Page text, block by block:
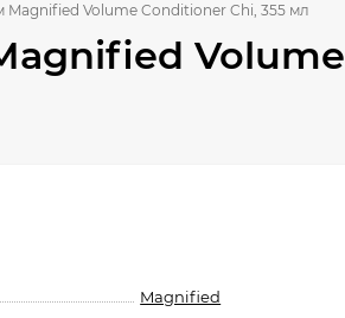
Volume Conditioner Chi, 355 мл
Volume
Magnified